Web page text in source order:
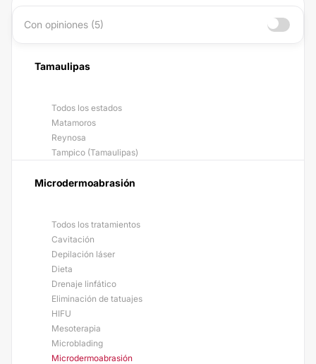
Con opiniones (5)
Tamaulipas
Todos los estados
Matamoros
Reynosa
Tampico (Tamaulipas)
Microdermoabrasión
Todos los tratamientos
Cavitación
Depilación láser
Dieta
Drenaje linfático
Eliminación de tatuajes
HIFU
Mesoterapia
Microblading
Microdermoabrasión